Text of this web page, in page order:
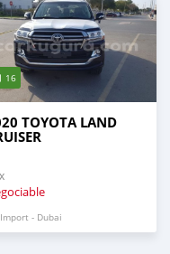
16
TOYOTA LAND
Import - Dubai